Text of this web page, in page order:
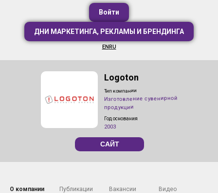
Войти
ДНИ МАРКЕТИНГА, РЕКЛАМЫ И БРЕНДИНГА
ENRU
Logoton
САЙТ
Тип компании
Год основания
Изготовление сувенирной
продукции
2003
О компании Публикации Вакансии Видео